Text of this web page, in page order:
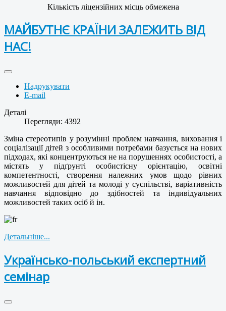
Кількість ліцензійних місць обмежена
МАЙБУТНЄ КРАЇНИ ЗАЛЕЖИТЬ ВІД
НАС!
Надрукувати
E-mail
Деталі
Перегляди: 4392
Зміна стереотипів у розумінні проблем навчання, виховання і
соціалізації дітей з особливими потребами базується на нових
підходах, які концентруються не на порушеннях особистості, а
містять у підґрунті особистісну орієнтацію, освітні
компетентності, створення належних умов щодо рівних
можливостей для дітей та молоді у суспільстві, варіативність
навчання відповідно до здібностей та індивідуальних
можливостей таких осіб й ін.
Детальніше...
Українсько-польський експертний
семінар